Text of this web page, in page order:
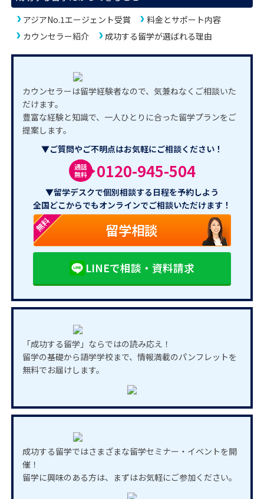
アジアNo.1エージェント受賞
料金とサポート内容
カウンセラー紹介
成功する留学が選ばれる理由
カウンセラーは留学経験者なので、気兼ねなくご相談いた
だけます。
豊富な経験と知識で、一人ひとりに合った留学プランをご
提案します。
▼ご質問やご不明点はお気軽にご相談ください！
通話
無料
0120-945-504
▼留学デスクで個別相談する日程を予約しよう
全国どこからでもオンラインでご相談いただけます！
無料 留学相談
LINEで相談・資料請求
「成功する留学」ならではの読み応え！
留学の基礎から語学学校まで、情報満載のパンフレットを
無料でお届けします。
成功する留学ではさまざまな留学セミナー・イベントを開
催！
留学に興味のある方は、まずはお気軽にご参加ください。